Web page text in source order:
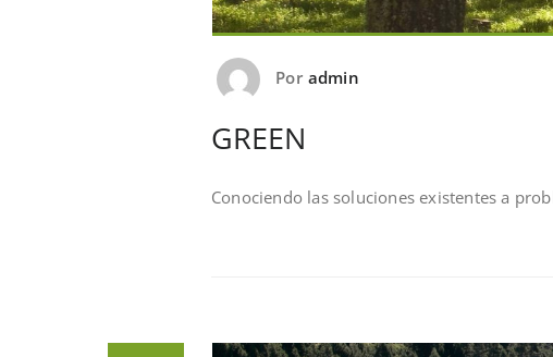
Por admin
GREEN
Conociendo las soluciones existentes a